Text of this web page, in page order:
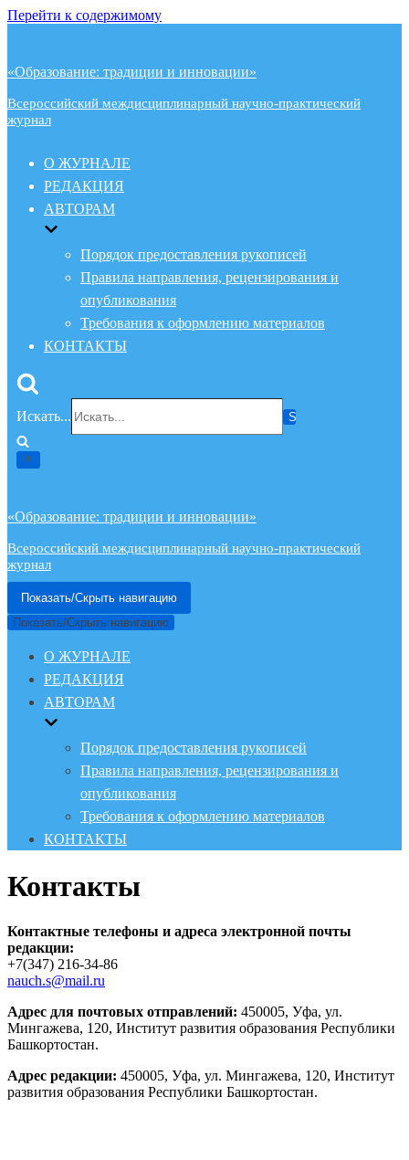
Перейти к содержимому
«Образование: традиции и инновации»
Всероссийский междисциплинарный научно-практический
журнал
О ЖУРНАЛЕ
РЕДАКЦИЯ
АВТОРАМ
Порядок предоставления рукописей
Правила направления, рецензирования и
опубликования
Требования к оформлению материалов
КОНТАКТЫ
Искать...
«Образование: традиции и инновации»
Всероссийский междисциплинарный научно-практический
журнал
Показать/Скрыть навигацию
Показать/Скрыть навигацию
О ЖУРНАЛЕ
РЕДАКЦИЯ
АВТОРАМ
Порядок предоставления рукописей
Правила направления, рецензирования и
опубликования
Требования к оформлению материалов
КОНТАКТЫ
Контакты
Контактные телефоны и адреса электронной почты
редакции:
+7(347) 216-34-86
nauch.s@mail.ru
Адрес для почтовых отправлений: 450005, Уфа, ул.
Мингажева, 120, Институт развития образования Республики
Башкортостан.
Адрес редакции: 450005, Уфа, ул. Мингажева, 120, Институт
развития образования Республики Башкортостан.